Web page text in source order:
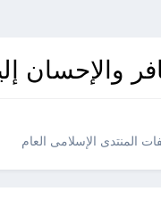
والإحسان
المنتدى الإسلامى العام